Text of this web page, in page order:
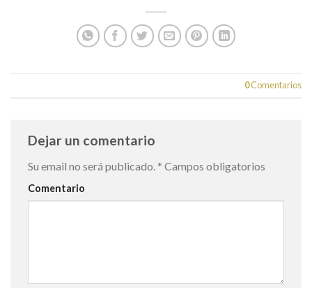
0Comentarios
Dejar un comentario
Su email no será publicado. * Campos obligatorios
Comentario